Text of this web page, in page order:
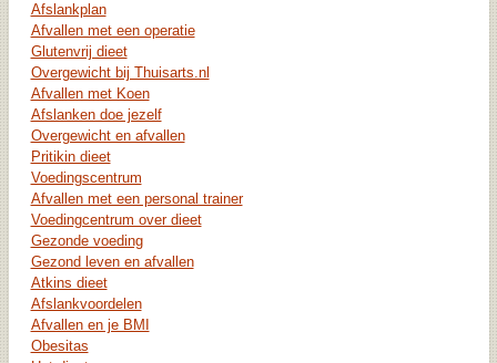
Afslankplan
Afvallen met een operatie
Glutenvrij dieet
Overgewicht bij Thuisarts.nl
Afvallen met Koen
Afslanken doe jezelf
Overgewicht en afvallen
Pritikin dieet
Voedingscentrum
Afvallen met een personal trainer
Voedingcentrum over dieet
Gezonde voeding
Gezond leven en afvallen
Atkins dieet
Afslankvoordelen
Afvallen en je BMI
Obesitas